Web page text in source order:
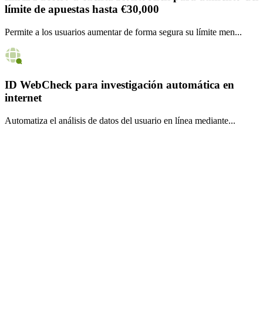
límite de apuestas hasta €30,000
Permite a los usuarios aumentar de forma segura su límite men...
ID WebCheck para investigación automática en
internet
Automatiza el análisis de datos del usuario en línea mediante...